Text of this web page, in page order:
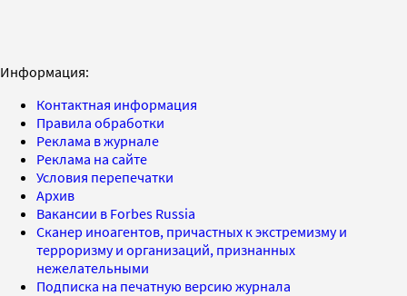
Информация:
Контактная информация
Правила обработки
Реклама в журнале
Реклама на сайте
Условия перепечатки
Архив
Вакансии в Forbes Russia
Сканер иноагентов, причастных к экстремизму и
терроризму и организаций, признанных
нежелательными
Подписка на печатную версию журнала